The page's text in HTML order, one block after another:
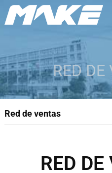
RED DE
Red de ventas
RED